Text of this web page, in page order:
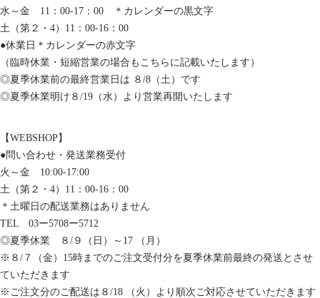
水～金 11：00-17：00 ＊カレンダーの黒文字
土（第２・4）11：00-16：00
●休業日＊カレンダーの赤文字
（臨時休業・短縮営業の場合もこちらに記載いたします）
◎夏季休業前の最終営業日は ８/8（土）です
◎夏季休業明け８/19（水）より営業再開いたします
【WEBSHOP】
●問い合わせ・発送業務受付
火～金 10:00-17:00
土（第２・4）11：00-16：00
＊土曜日の配送業務はありません
TEL 03ー5708ー5712
◎夏季休業 ８/９（日）～17 （月）
※８/７（金）15時までのご注文受付分を夏季休業前最終の発送とさせ
ていただきます
※ご注文分のご配送は８/18 （火）より順次ご対応させていただきます